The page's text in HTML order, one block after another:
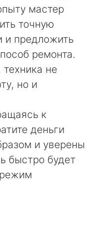
мастер
точную
и предложить
ремонта.
не
но и
к
деньги
и уверены
быстро будет